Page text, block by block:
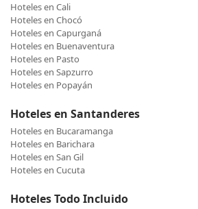
Hoteles en Cali
Hoteles en Chocó
Hoteles en Capurganá
Hoteles en Buenaventura
Hoteles en Pasto
Hoteles en Sapzurro
Hoteles en Popayán
Hoteles en Santanderes
Hoteles en Bucaramanga
Hoteles en Barichara
Hoteles en San Gil
Hoteles en Cucuta
Hoteles Todo Incluido